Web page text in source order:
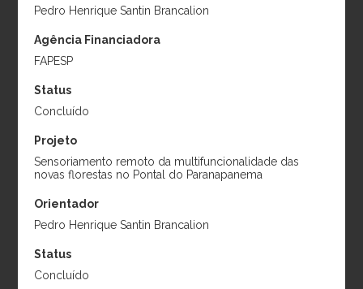
Pedro Henrique Santin Brancalion
Agência Financiadora
FAPESP
Status
Concluído
Projeto
Sensoriamento remoto da multifuncionalidade das
novas florestas no Pontal do Paranapanema
Orientador
Pedro Henrique Santin Brancalion
Status
Concluído
Período:2024-2027
restauração florestal e a
Giulio Brossi